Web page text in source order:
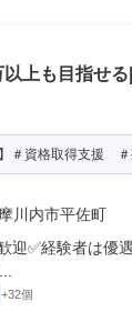
上も目指せ
＃資格取得支援 ＃
川内市平佐町
迎✅経験者は優
+32個